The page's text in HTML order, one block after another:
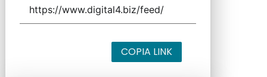
COPIA LINK